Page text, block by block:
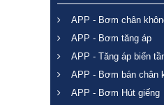
APP - Bơm chân
APP - Bơm tăng áp
APP - Tăng áp biến
APP - Bơm bán chân
APP - Bơm Hút giếng